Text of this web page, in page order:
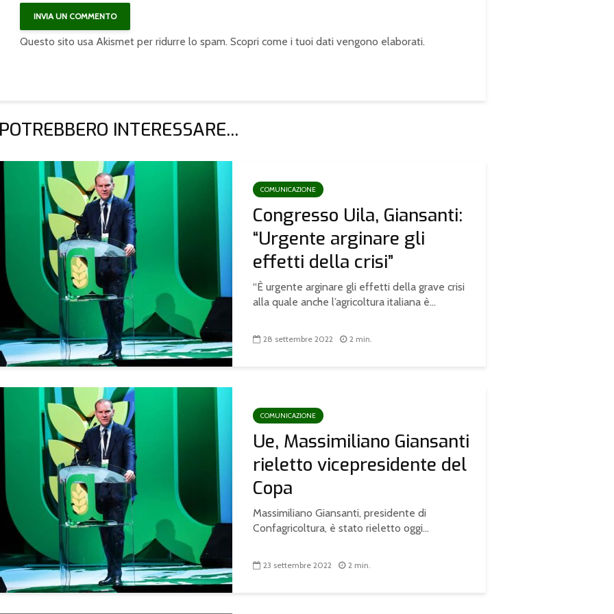
Questo sito usa Akismet per ridurre lo spam. Scopri come i tuoi dati vengono elaborati.
INTERESSARE...
COMUNICAZIONE
Congresso Uila, Giansanti:
“Urgente arginare gli
effetti della crisi”
“È urgente arginare gli effetti della grave crisi
alla quale anche l’agricoltura italiana è...
28 settembre 2022 2 min.
COMUNICAZIONE
Ue, Massimiliano Giansanti
rieletto vicepresidente del
Copa
Massimiliano Giansanti, presidente di
Confagricoltura, è stato rieletto oggi...
23 settembre 2022 2 min.